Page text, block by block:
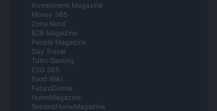
Investimenti Magazine
Money 365
Zona Nerd
B2B Magazine
People Magazine
Day Travel
Tutto Gaming
ESG 365
Food Wiki
FuturoDonna
HomeMagazine
SecondHomeMagazine